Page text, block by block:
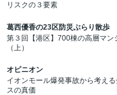
リスクの３要素
葛西優香の23区防災ぶらり散歩
第３回【港区】700棟の高層マン
（上）
オピニオン
イオンモール爆発事故から考え
スの真価